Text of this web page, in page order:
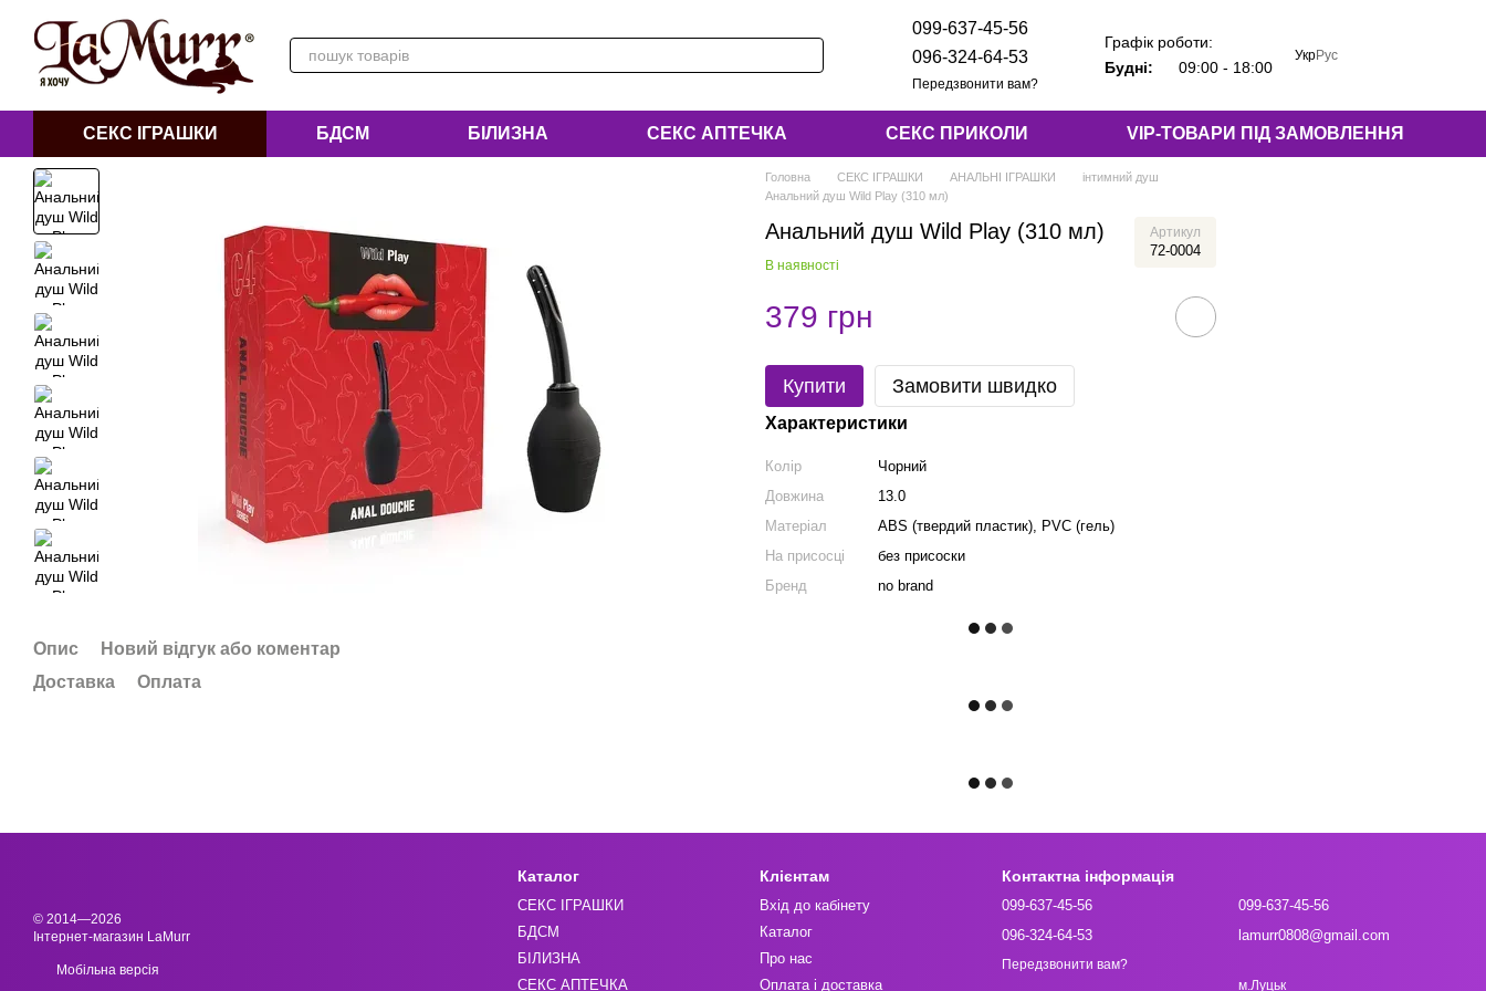
Перейти до основного контенту
099-637-45-56
096-324-64-53
Передзвонити вам?
Графік роботи:
Будні:
09:00 - 18:00
УкрРус
СЕКС ІГРАШКИ БДСМ БІЛИЗНА СЕКС АПТЕЧКА СЕКС ПРИКОЛИ VIP-ТОВАРИ ПІД ЗАМОВЛЕННЯ
Опис
Новий відгук або коментар
Доставка
Оплата
Головна СЕКС ІГРАШКИ АНАЛЬНІ ІГРАШКИ
інтимний душ
Анальний душ Wild Play (310 мл)
Анальний душ Wild Play (310 мл) Артикул
72-0004
В наявності
379 грн
Купити Замовити швидко
Характеристики
Колір
Чорний
Довжина
13.0
Матеріал
ABS (твердий пластик), PVC (гель)
На присосці
без присоски
Бренд
no brand
© 2014—2026
Інтернет-магазин LaMurr
Мобільна версія
Каталог
СЕКС ІГРАШКИ
БДСМ
БІЛИЗНА
СЕКС АПТЕЧКА
Клієнтам
Вхід до кабінету
Каталог
Про нас
Оплата і доставка
Контактна інформація
099-637-45-56
096-324-64-53
Передзвонити вам?
099-637-45-56
lamurr0808@gmail.com
м.Луцьк